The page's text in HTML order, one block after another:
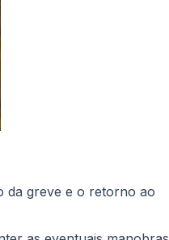
da greve e o retorno ao